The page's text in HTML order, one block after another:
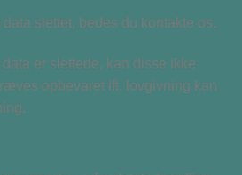
slettet, bedes du kontakte os.
er slettede, kan disse ikke
opbevaret ift. lovgivning kan